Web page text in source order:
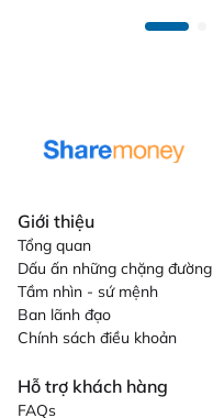
Giới thiệu
Tổng quan
Dấu ấn những chặng đường
Tầm nhìn - sứ mệnh
Ban lãnh đạo
Chính sách điều khoản
Hỗ trợ khách hàng
FAQs